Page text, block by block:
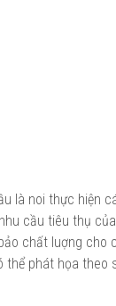
là noi thực hiện
cầu tiêu thụ
chất luợng cho
thể phát họa theo